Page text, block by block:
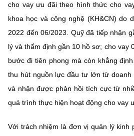
cho vay ưu đãi theo hình thức cho
khoa học và công nghệ (KH&CN) do
2022 đến 06/2023. Quỹ đã tiếp nhận
lý và thẩm định gần 10 hồ sơ; cho vay
bước đi tiên phong mà còn khẳng
thu hút nguồn lực đầu tư lớn từ
và nhận được phản hồi tích cực từ
quá trình thực hiện hoạt động cho vay
Với trách nhiệm là đơn vị quản lý kinh